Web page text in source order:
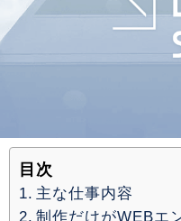
目次
主な仕事内容
制作だけがWEBエ